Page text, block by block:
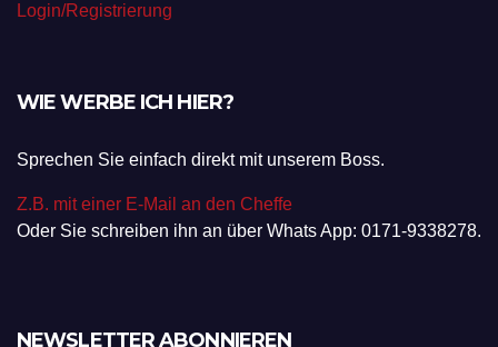
Login/Registrierung
WIE WERBE ICH HIER?
Sprechen Sie einfach direkt mit unserem Boss.
Z.B. mit einer E-Mail an den Cheffe
Oder Sie schreiben ihn an über Whats App: 0171-9338278.
NEWSLETTER ABONNIEREN